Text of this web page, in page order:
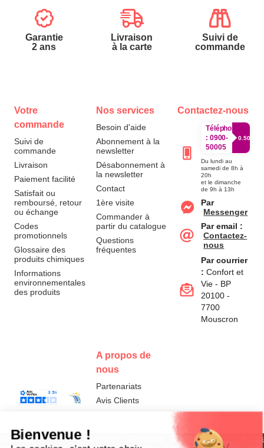
Garantie
2 ans
Livraison
à la carte
Suivi de
commande
Votre
commande
Suivi de
commande
Livraison
Paiement facilité
Satisfait ou
remboursé, retour
ou échange
Codes
promotionnels
Glossaire des
produits chimiques
Informations
environnementales
des produits
Nos services
Besoin d'aide
Abonnement à la
newsletter
Désabonnement à
la newsletter
Contact
1ère visite
Commander à
partir du catalogue
Questions
fréquentes
A propos de
nous
Partenariats
Avis Clients
Contactez-nous
Téléphone
: 0900-
50005
0.50€/
Du lundi au
samedi de 8h à
20h
et le dimanche
de 9h à 13h
Par
Messenger
Par email :
Contactez-
nous
Par courrier
: Confort et
Vie - BP
20100 -
7700
Mouscron
Données
Paramétrer
Conditions